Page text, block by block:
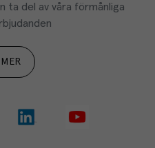
ta del av våra förmånliga
MER